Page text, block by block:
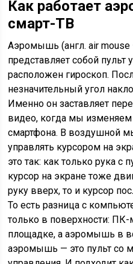
Как работает
смарт-ТВ
Аэромышь (англ. air
представляет собой пульт
расположен гироскоп.
незначительный угол
Именно он заставляет
видео, когда мы
смартфона. В воздушной
управлять курсором на
это так: как только рука с
курсор на экране тоже
руку вверх, то и курсор
То есть разница с
только в поверхности:
площадке, а аэромышь в
аэромышь — это пульт со